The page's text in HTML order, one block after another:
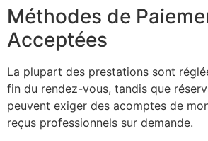
Méthodes de
Acceptées
La plupart des prestations sont
fin du rendez-vous, tandis que
peuvent exiger des acomptes de
reçus professionnels sur demande.